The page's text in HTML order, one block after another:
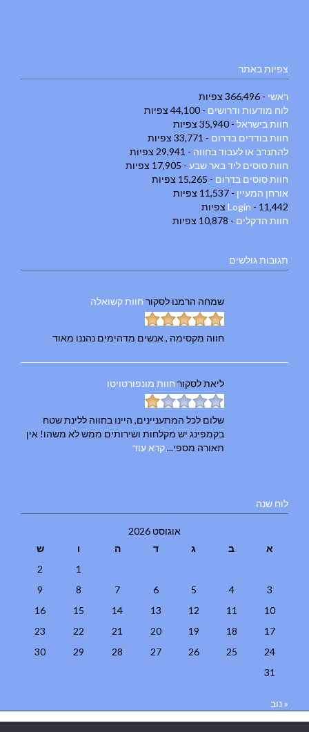
צפיות באתר
ראשי - 366,496 צפיות
לוח מודעות ודרושים - 44,100 צפיות
חוות בישראל - 35,940 צפיות
חוות בודדים בדרום - 33,771 צפיות
להתנדב או לעבוד בחווה - 29,941 צפיות
חוות סוסים ליד באר שבע - 17,905 צפיות
חוות סוסים בדרום - 15,265 צפיות
אורחן המעיין - 11,537 צפיות
Login - 11,442 צפיות
חוות הדקלים - 10,878 צפיות
תגובות גולשים
שמחה הרמנו לסקור חוות קשואלה
חווה מקסימה , אנשים מדהימים נהננו מאוד
ליאתלסקור חוות מונפורטויטו
שלום לכל המתעניינים, היינו בחווה ללינת שטח
בקמפינג יש מקלחות ושירותים ממש לא משהו! אין
תאורה מספי...קרא עוד
לוח שנה
אוגוסט 2026
א
ב ג ד ה ו
ש
1
2
3
4
5
6
7
8
9
10
11
12
13
14
15
16
17
18
19
20
21
22
23
24
25
26
27
28
29
30
31
« נוב